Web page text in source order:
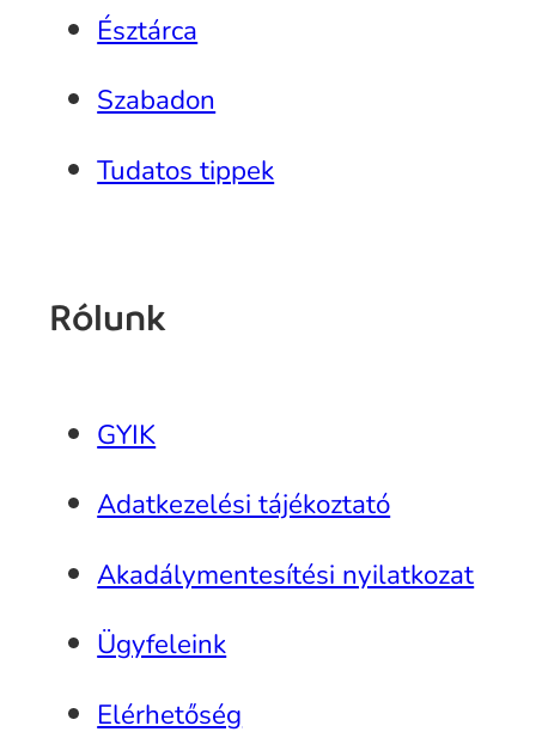
Észtárca
Szabadon
Tudatos tippek
Rólunk
GYIK
Adatkezelési tájékoztató
Akadálymentesítési nyilatkozat
Ügyfeleink
Elérhetőség